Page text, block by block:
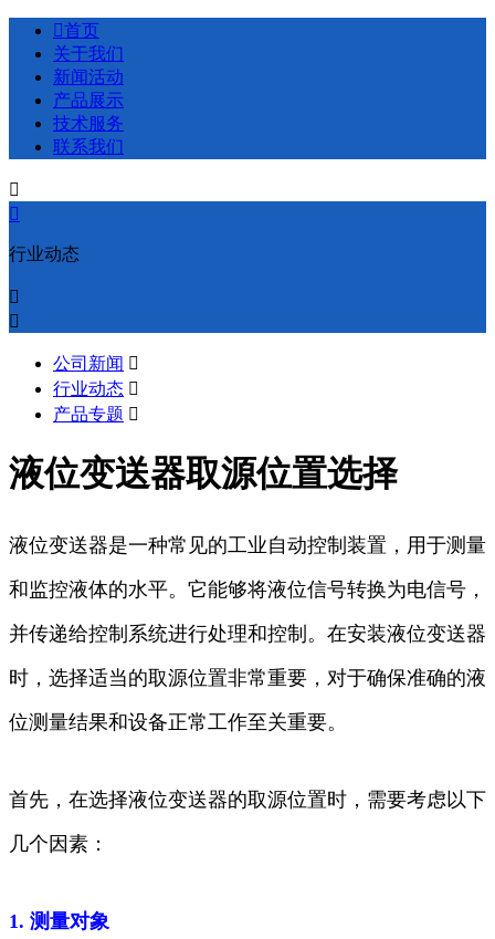
首页
关于我们
新闻活动
产品展示
技术服务
联系我们


行业动态


公司新闻 
行业动态 
产品专题 
液位变送器取源位置选择
液位变送器是一种常见的工业自动控制装置，用于测量
和监控液体的水平。它能够将液位信号转换为电信号，
并传递给控制系统进行处理和控制。在安装液位变送器
时，选择适当的取源位置非常重要，对于确保准确的液
位测量结果和设备正常工作至关重要。
首先，在选择液位变送器的取源位置时，需要考虑以下
几个因素：
1. 测量对象